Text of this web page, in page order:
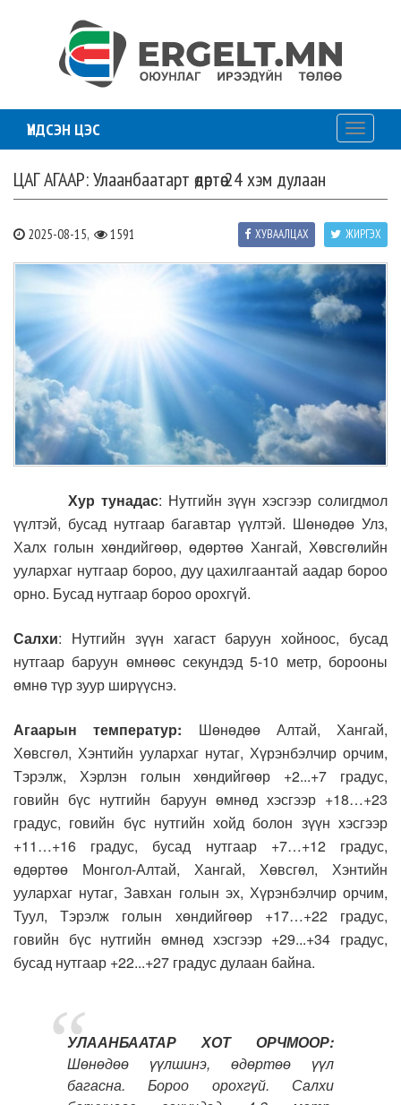
ҮНДСЭН ЦЭС
Toggle
ЦАГ АГААР: Улаанбаатарт өдөртөө 24 хэм дулаан
2025-08-15, 1591 ЖИРГЭХ
ХУВААЛЦАХ
Хур тунадас: Нутгийн зүүн хэсгээр солигдмол
үүлтэй, бусад нутгаар багавтар үүлтэй. Шөнөдөө Улз,
Халх голын хөндийгөөр, өдөртөө Хангай, Хөвсгөлийн
уулархаг нутгаар бороо, дуу цахилгаантай аадар бороо
орно. Бусад нутгаар бороо орохгүй.
Салхи: Нутгийн зүүн хагаст баруун хойноос, бусад
нутгаар баруун өмнөөс секундэд 5-10 метр, борооны
өмнө түр зуур ширүүснэ.
Агаарын температур: Шөнөдөө Алтай, Хангай,
Хөвсгөл, Хэнтийн уулархаг нутаг, Хүрэнбэлчир орчим,
Тэрэлж, Хэрлэн голын хөндийгөөр +2...+7 градус,
говийн бүс нутгийн баруун өмнөд хэсгээр +18…+23
градус, говийн бүс нутгийн хойд болон зүүн хэсгээр
+11…+16 градус, бусад нутгаар +7…+12 градус,
өдөртөө Монгол-Алтай, Хангай, Хөвсгөл, Хэнтийн
уулархаг нутаг, Завхан голын эх, Хүрэнбэлчир орчим,
Туул, Тэрэлж голын хөндийгөөр +17…+22 градус,
говийн бүс нутгийн өмнөд хэсгээр +29...+34 градус,
бусад нутгаар +22...+27 градус дулаан байна.
УЛААНБААТАР ХОТ ОРЧМООР:
Шөнөдөө үүлшинэ, өдөртөө үүл
багасна. Бороо орохгүй. Салхи